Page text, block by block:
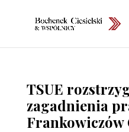
TSUE
zagadnienia
Frankowiczów